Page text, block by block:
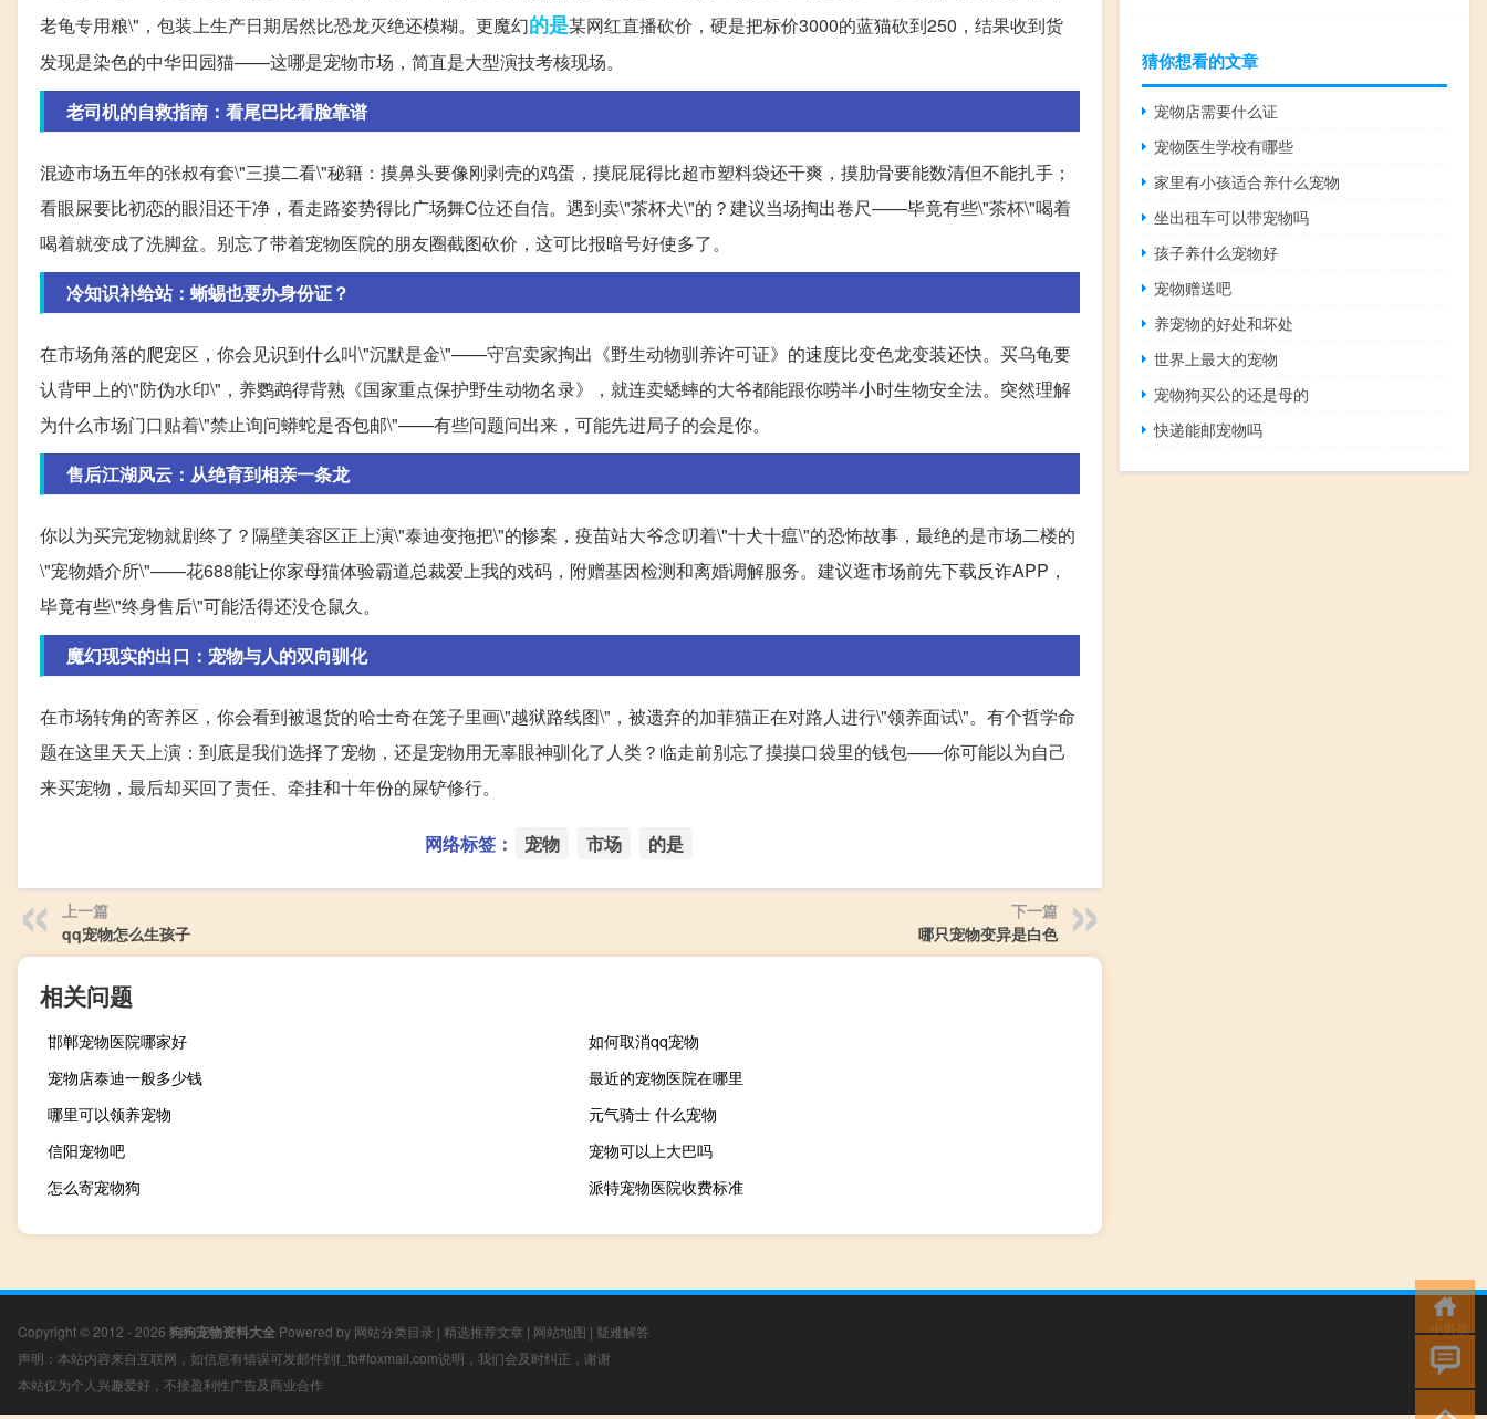
老龟专用粮\"，包装上生产日期居然比恐龙灭绝还模糊。更魔幻的是某网红直播砍价，硬是把标价3000的蓝猫砍到250，结果收到货
发现是染色的中华田园猫——这哪是宠物市场，简直是大型演技考核现场。
老司机的自救指南：看尾巴比看脸靠谱
混迹市场五年的张叔有套\"三摸二看\"秘籍：摸鼻头要像刚剥壳的鸡蛋，摸屁屁得比超市塑料袋还干爽，摸肋骨要能数清但不能扎手；
看眼屎要比初恋的眼泪还干净，看走路姿势得比广场舞C位还自信。遇到卖\"茶杯犬\"的？建议当场掏出卷尺——毕竟有些\"茶杯\"喝着
喝着就变成了洗脚盆。别忘了带着宠物医院的朋友圈截图砍价，这可比报暗号好使多了。
冷知识补给站：蜥蜴也要办身份证？
在市场角落的爬宠区，你会见识到什么叫\"沉默是金\"——守宫卖家掏出《野生动物驯养许可证》的速度比变色龙变装还快。买乌龟要
认背甲上的\"防伪水印\"，养鹦鹉得背熟《国家重点保护野生动物名录》，就连卖蟋蟀的大爷都能跟你唠半小时生物安全法。突然理解
为什么市场门口贴着\"禁止询问蟒蛇是否包邮\"——有些问题问出来，可能先进局子的会是你。
售后江湖风云：从绝育到相亲一条龙
你以为买完宠物就剧终了？隔壁美容区正上演\"泰迪变拖把\"的惨案，疫苗站大爷念叨着\"十犬十瘟\"的恐怖故事，最绝的是市场二楼的
\"宠物婚介所\"——花688能让你家母猫体验霸道总裁爱上我的戏码，附赠基因检测和离婚调解服务。建议逛市场前先下载反诈APP，
毕竟有些\"终身售后\"可能活得还没仓鼠久。
魔幻现实的出口：宠物与人的双向驯化
在市场转角的寄养区，你会看到被退货的哈士奇在笼子里画\"越狱路线图\"，被遗弃的加菲猫正在对路人进行\"领养面试\"。有个哲学命
题在这里天天上演：到底是我们选择了宠物，还是宠物用无辜眼神驯化了人类？临走前别忘了摸摸口袋里的钱包——你可能以为自己
来买宠物，最后却买回了责任、牵挂和十年份的屎铲修行。
网络标签： 宠物 市场 的是
上一篇
qq宠物怎么生孩子
下一篇
哪只宠物变异是白色
相关问题
邯郸宠物医院哪家好
如何取消qq宠物
宠物店泰迪一般多少钱
最近的宠物医院在哪里
哪里可以领养宠物
元气骑士 什么宠物
信阳宠物吧
宠物可以上大巴吗
怎么寄宠物狗
派特宠物医院收费标准
猜你想看的文章
宠物店需要什么证
宠物医生学校有哪些
家里有小孩适合养什么宠物
坐出租车可以带宠物吗
孩子养什么宠物好
宠物赠送吧
养宠物的好处和坏处
世界上最大的宠物
宠物狗买公的还是母的
快递能邮宠物吗
Copyright © 2012 - 2026 狗狗宠物资料大全 Powered by 网站分类目录 | 精选推荐文章 | 网站地图 | 疑难解答
声明：本站内容来自互联网，如信息有错误可发邮件到f_fb#foxmail.com说明，我们会及时纠正，谢谢
本站仅为个人兴趣爱好，不接盈利性广告及商业合作